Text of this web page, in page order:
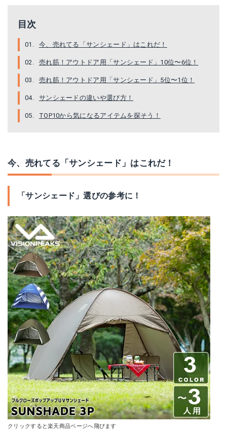
目次
今、売れてる「サンシェード」はこれだ！
売れ筋！アウトドア用「サンシェード」10位〜6位！
売れ筋！アウトドア用「サンシェード」5位〜1位！
サンシェードの違いや選び方！
TOP10から気になるアイテムを探そう！
今、売れてる「サンシェード」はこれだ！
「サンシェード」選びの参考に！
クリックすると楽天商品ページへ飛びます